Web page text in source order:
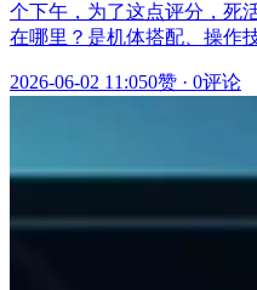
个下午，为了这点评分，死
在哪里？是机体搭配、操作
2026-06-02 11:050赞 · 0评论